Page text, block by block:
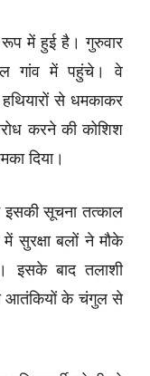
रूप में हुई है। गुरुवार
गांव में पहुंचे। वे
से धमकाकर
करने की कोशिश
दिया।
इसकी सूचना तत्काल
सुरक्षा बलों ने मौके
इसके बाद तलाशी
आतंकियों के चंगुल से